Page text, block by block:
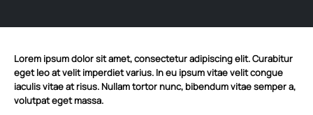
Lorem ipsum dolor sit amet, consectetur adipiscing elit. Curabitur
eget leo at velit imperdiet varius. In eu ipsum vitae velit congue
iaculis vitae at risus. Nullam tortor nunc, bibendum vitae semper a,
volutpat eget massa.